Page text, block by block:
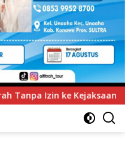
UNIMEN Tambah Delapan